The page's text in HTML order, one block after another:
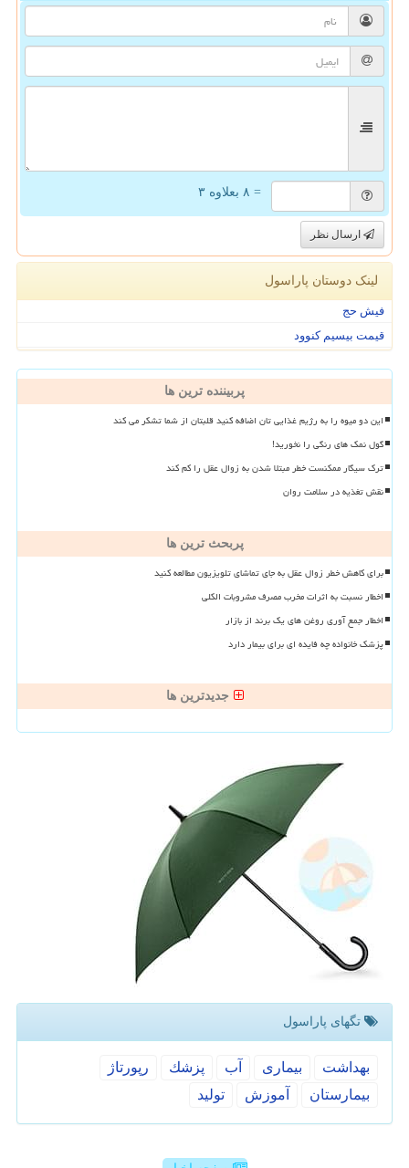
= ۸ بعلاوه ۳
ارسال نظر
لینک دوستان پاراسول
فیش حج
قیمت بیسیم کنوود
پربیننده ترین ها
این دو میوه را به رژیم غذایی تان اضافه کنید قلبتان از شما تشکر می کند
گول نمک های رنگی را نخورید!
ترک سیگار ممکنست خطر مبتلا شدن به زوال عقل را کم کند
نقش تغذیه در سلامت روان
پربحث ترین ها
برای کاهش خطر زوال عقل به جای تماشای تلویزیون مطالعه کنید
اخطار نسبت به اثرات مخرب مصرف مشروبات الکلی
اخطار جمع آوری روغن های یک برند از بازار
پزشک خانواده چه فایده ای برای بیمار دارد
جدیدترین ها
تگهای پاراسول
بهداشت بیماری آب پزشك
رپورتاژ
بیمارستان
آموزش تولید